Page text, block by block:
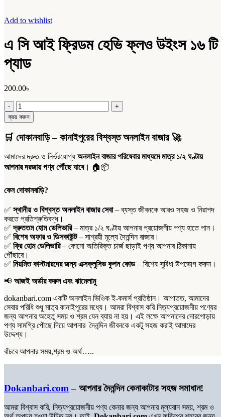
Add to wishlist
এ সি আই ফ্রিডম হেভি ফ্লও উইংস ১৬ টি
প্যাড
200.00৳
এ
সি
আই
হেভি
উইংস
১৬
প্যাড
quantity
ক্রয় করুন
🛒 দোকানবাড়ি – কানাইপুরের বিশ্বস্ত অনলাইন বাজার🚀
আমাদের দ্রুত ও নির্ভরযোগ্য অনলাইন বাজার পরিষেবার মাধ্যমে মাত্র ১/২ ঘণ্টায়
আপনার দরজায় পণ্য পৌঁছে যাবে। 🏠📦
কেন দোকানবাড়ি?
✅স্থানীয় ও বিশ্বস্ত অনলাইন বাজার সেবা– ব্যস্ত জীবনকে আরও সহজ ও নিরাপদ
করতে প্রতিশ্রুতিবদ্ধ।
✅দ্রুততম হোম ডেলিভারি– মাত্র ১/২ ঘণ্টায় আপনার প্রয়োজনীয় পণ্য হাতে পান।
✅ বিশেষ অফার ও ডিসকাউন্ট– সাশ্রয়ী মূল্যে দৈনন্দিন বাজার।
✅ ফ্রি হোম ডেলিভারি– কোনো অতিরিক্ত চার্জ ছাড়াই পণ্য আপনার ঠিকানায়
পৌঁছাবে।
✅ নিয়মিত কাস্টমারদের জন্য এক্সক্লুসিভ কুপন কোড– বিশেষ সুবিধা উপভোগ করুন।
📢 আজই অর্ডার করুন এবং ঝামেলামু
dokanbari.com একটি অনলাইন ভিওিক ই-কমার্স প্রতিষ্ঠান। আপাতত, আমাদের
সেবার পরিধি শুধু মাত্র কানাইপুরের মধ্যে। আমরা বিশ্বাস করি নিত্যপ্রয়োজনীয় পণ্যের
জন্য আপনার অহেতু সময় ও শ্রম যেন ব্যায় না হয়। এই লক্ষে আপনাদের দোরগোড়ায়
পণ্য সামগ্রি পৌছে দিয়ে আপনার দৈনন্দিন জীবনকে একটু সহজ করাই আমাদের
উদ্দেশ্য।
বাঁচবে আপনার সময়,শ্রম ও অর্থ…..
Dokanbari.com – আপনার দৈনন্দিন কেনাকাটার সহজ সমাধান!
আমরা বিশ্বাস করি, নিত্যপ্রয়োজনীয় পণ্য কেনার জন্য আপনার মূল্যবান সময়, শ্রম ও